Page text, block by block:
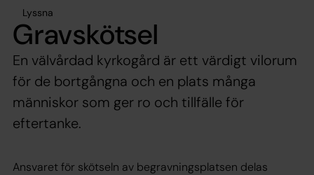
Lyssna
Gravskötsel
En välvårdad kyrkogård är ett värdigt vilorum
för de bortgångna och en plats många
människor som ger ro och tillfälle för
eftertanke.
Ansvaret för skötseln av begravningsplatsen delas